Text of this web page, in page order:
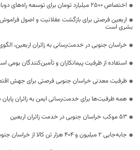
اختصاص 2500 میلیارد تومان برای توسعه راه‌های دوبانده خراسان جنوبی
اربعین فرصتی برای بازگشت عقلانیت و اصول
بشری است
خراسان جنوبی در خدمت‌رسانی به زائران اربعین،
استفاده از ظرفیت پیمانکاران و تأمین‌کنندگان بومی
ظرفیت معدنی خراسان جنوبی فرصتی برای جهش
همه ظرفیت‌ها برای خدمت‌رسانی ایمن به زائران
53 موکب خراسان جنوبی در خدمت زائران اربعین
جابه‌جایی 2 میلیون و 404 هزار تن کالا از خراسان جنوبی به سراسر کشور